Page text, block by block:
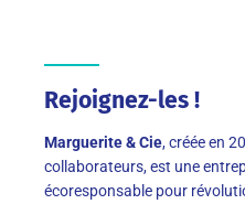
Rejoignez-les !
Marguerite & Cie, créée en
collaborateurs, est une
écoresponsable pour